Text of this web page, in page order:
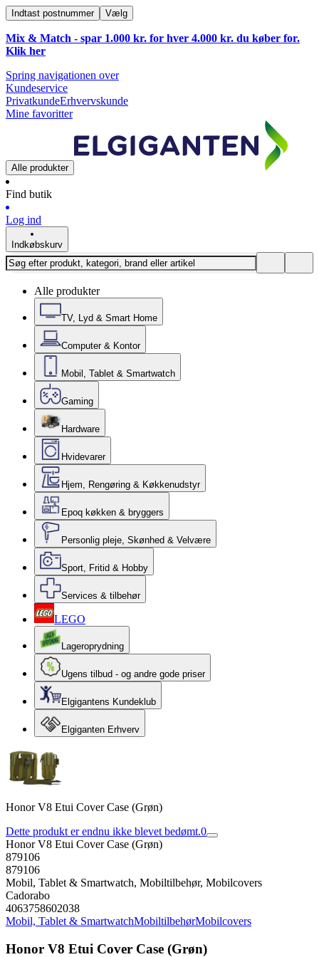
Indtast postnummer Vælg
Mix & Match - spar 1.000 kr. for hver 4.000 kr. du køber for.
Klik her
Spring navigationen over
Kundeservice
PrivatkundeErhvervskunde
Mine favoritter
Alle produkter
Find butik
Log ind
Indkøbskurv
Alle produkter
TV, Lyd & Smart Home
Computer & Kontor
Mobil, Tablet & Smartwatch
Gaming
Hardware
Hvidevarer
Hjem, Rengøring & Køkkenudstyr
Epoq køkken & bryggers
Personlig pleje, Skønhed & Velvære
Sport, Fritid & Hobby
Services & tilbehør
LEGO
Lageroprydning
Ugens tilbud - og andre gode priser
Elgigantens Kundeklub
Elgiganten Erhverv
Honor V8 Etui Cover Case (Grøn)
Dette produkt er endnu ikke blevet bedømt.0
Honor V8 Etui Cover Case (Grøn)
879106
879106
Mobil, Tablet & Smartwatch, Mobiltilbehør, Mobilcovers
Cadorabo
4063758602038
Mobil, Tablet & SmartwatchMobiltilbehørMobilcovers
Honor V8 Etui Cover Case (Grøn)